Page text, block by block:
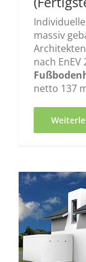
massiv
nach EnEV
netto 137